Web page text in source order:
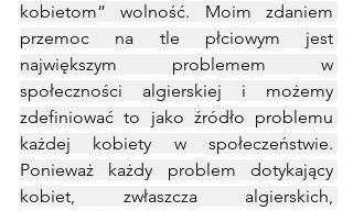
kobietom” wolność. Moim zdaniem
przemoc na tle płciowym jest
największym problemem w
społeczności algierskiej i możemy
zdefiniować to jako źródło problemu
każdej kobiety w społeczeństwie.
Ponieważ każdy problem dotykający
kobiet, zwłaszcza algierskich,